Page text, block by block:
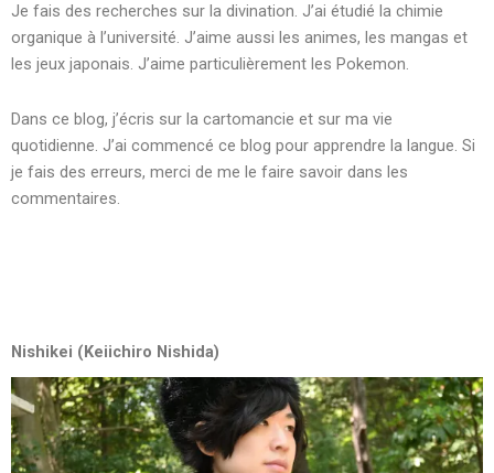
Je fais des recherches sur la divination. J’ai étudié la chimie
organique à l’université. J’aime aussi les animes, les mangas et
les jeux japonais. J’aime particulièrement les Pokemon.
Dans ce blog, j’écris sur la cartomancie et sur ma vie
quotidienne. J’ai commencé ce blog pour apprendre la langue. Si
je fais des erreurs, merci de me le faire savoir dans les
commentaires.
Nishikei (Keiichiro Nishida)